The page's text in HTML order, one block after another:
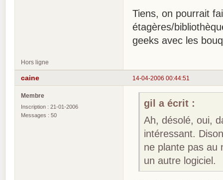
Tiens, on pourrait
étagères/
geeks avec les
Hors ligne
14-04-2006 00:44:51
caine
Membre
Inscription : 21-01-2006
Messages : 50
gil a écrit :
Ah, désolé, oui,
intéressant.
ne plante pas au
un autre logiciel.